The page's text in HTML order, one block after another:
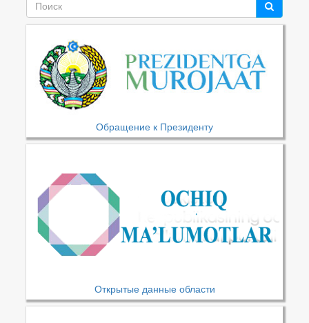
Обращение к Президенту
Открытые данные области